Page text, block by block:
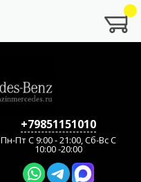
+79851151010
Пн-Пт C 9:00 - 21:00, Сб-Вс С
10:00 -20:00